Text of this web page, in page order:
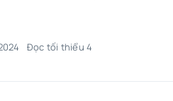
Đọc tối thiểu 4